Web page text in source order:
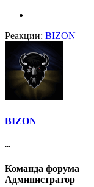
Реакции: BIZON
BIZON
...
Команда форума
Администратор